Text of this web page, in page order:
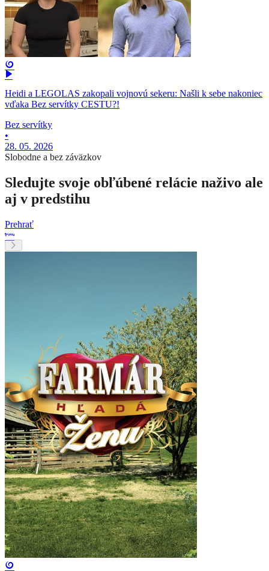
Heidi a LEGOLAS zakopali vojnovú sekeru: Našli k sebe nakoniec
vďaka Bez servítky CESTU?!
Bez servítky
•
28. 05. 2026
Slobodne a bez záväzkov
Sledujte svoje obľúbené relácie naživo ale
aj v predstihu
Prehrať